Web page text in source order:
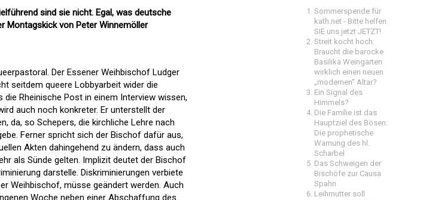
sind sie nicht. Egal, was deutsche
Montagskick von Peter Winnemöller
Der Essener Weihbischof Ludger
seitdem queere Lobbyarbeit wider die
die Rheinische Post in einem Interview wissen,
auch noch konkreter. Er unterstellt der
da, so Schepers, die kirchliche Lehre nach
Ferner spricht sich der Bischof dafür aus,
Akten dahingehend zu ändern, dass auch
als Sünde gelten. Implizit deutet der Bischof
darstelle. Diskriminierungen verbiete
Weihbischof, müsse geändert werden. Auch
Woche neben einer Abschaffung des
Sommerspende für
kath.net - Bitte helfen
SIE uns jetzt JETZT!
Streit kocht hoch:
Braucht die barocke
Basilika Weingarten
wirklich einen neuen
„modernen“ Altar?
Ein Signal des
Himmels?
Die Familie ist das
Hauptziel des Bösen:
Die prophetische
Warnung des hl.
Scharbel
Das Schweigen der
Bischöfe zur Causa
Spahn
Leihmutter soll